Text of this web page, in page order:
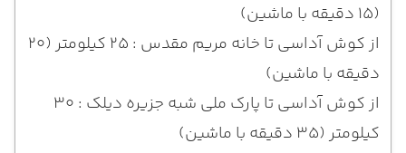
(۱۵ دقیقه با ماشین)
از کوش آداسی تا خانه مریم مقدس : ۲۵ کیلومتر (۲۰
دقیقه با ماشین)
از کوش آداسی تا پارک ملی شبه جزیره دیلک : ۳۰
کیلومتر (۳۵ دقیقه با ماشین)